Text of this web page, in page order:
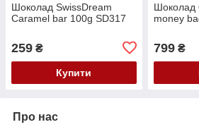
Шоколад SwissDream
Caramel bar 100g SD317
259 ₴
Купити
Шоколад
money
799₴
Про нас